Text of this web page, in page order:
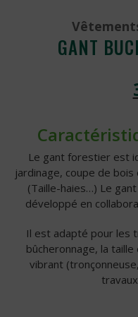
GANT
Le gant forestier est
jardinage, coupe de
(Taille-haies…) Le
développé en
Il est adapté pour les
bûcheronnage, la
vibrant